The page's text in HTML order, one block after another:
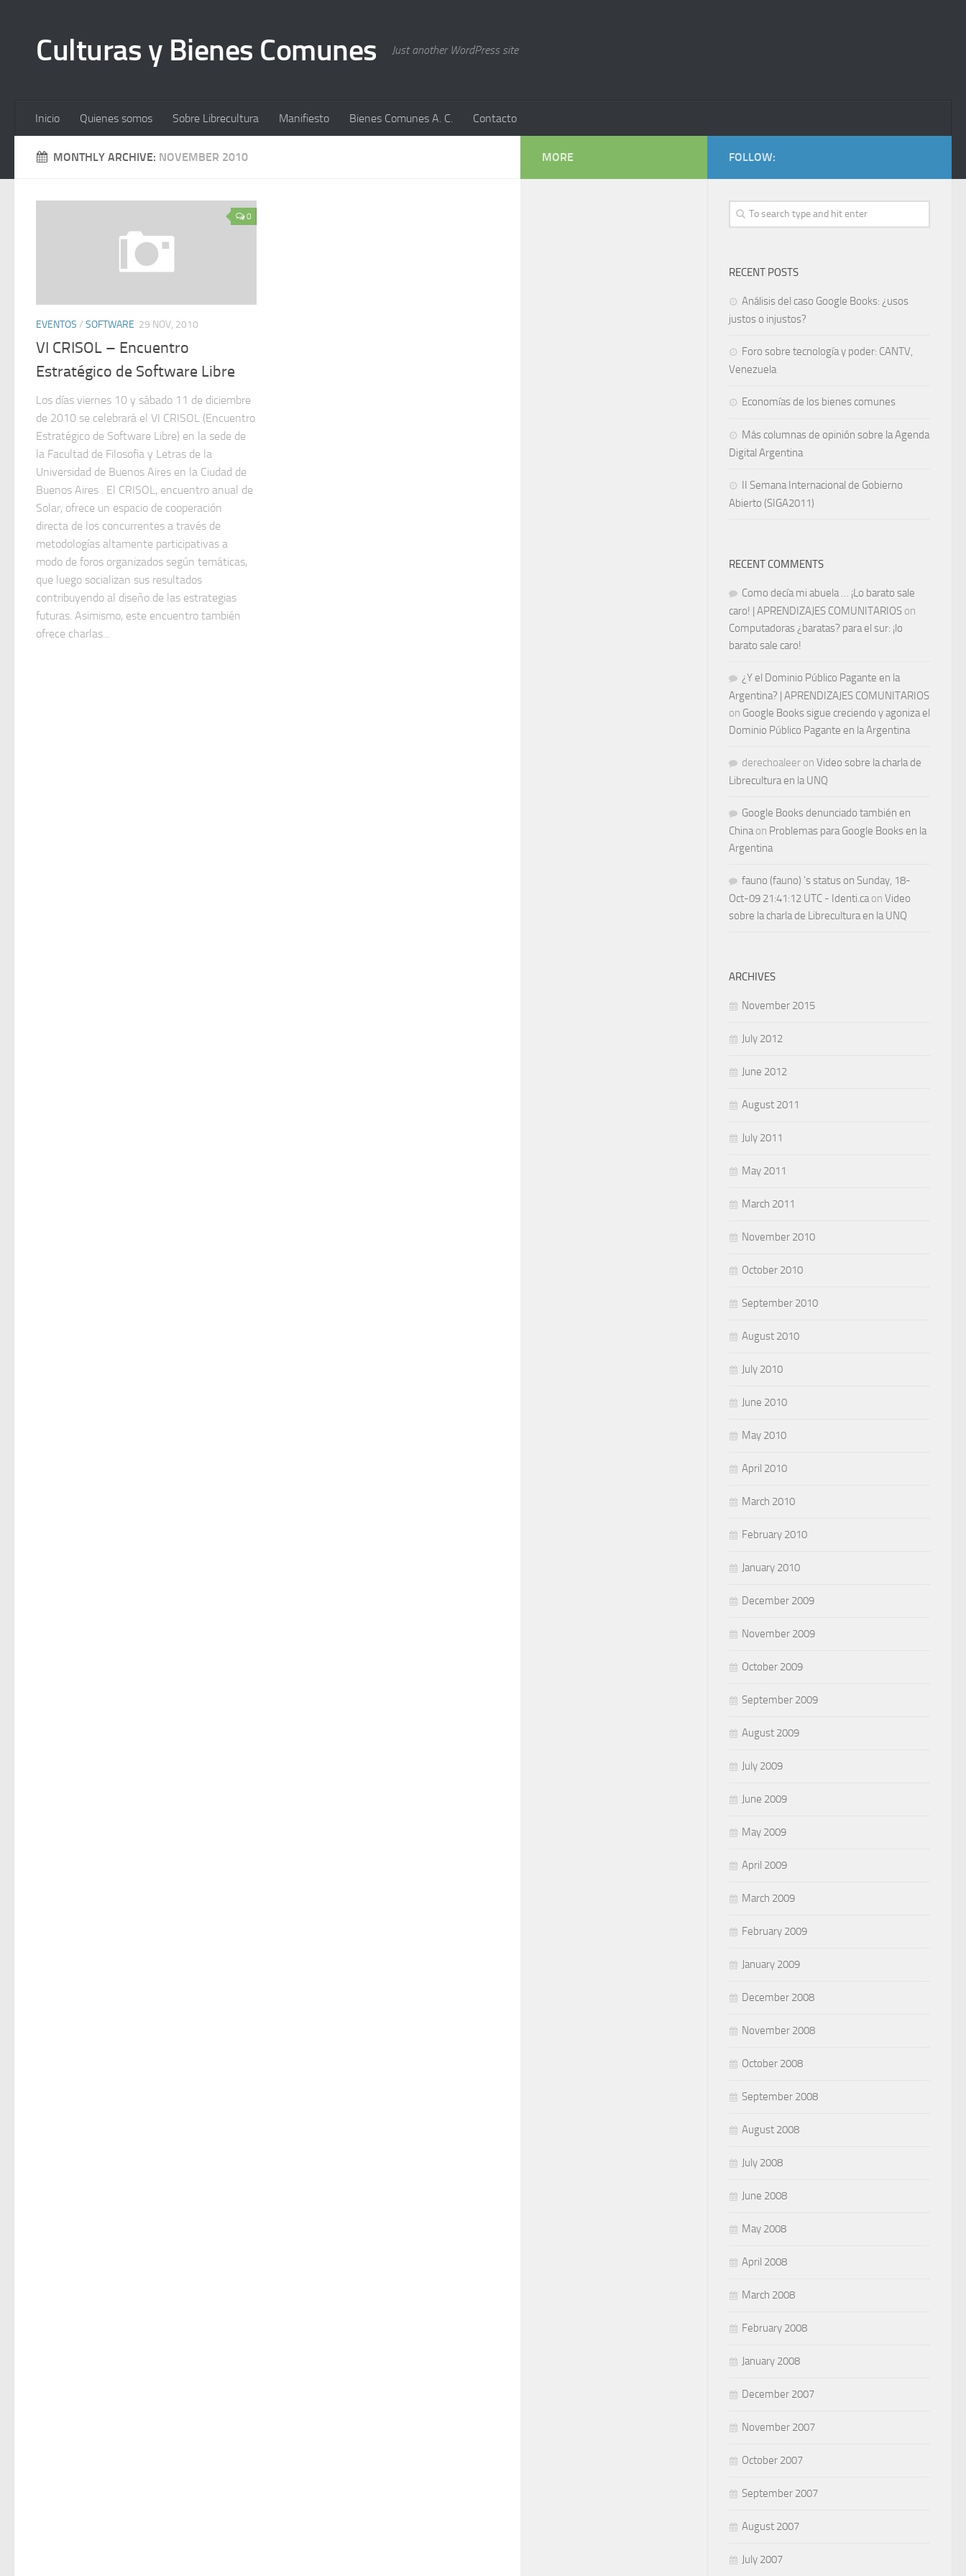
Culturas y Bienes Comunes Just another WordPress site
Inicio Quienes somos Sobre Librecultura Manifiesto Bienes Comunes A. C. Contacto
MONTHLY ARCHIVE: NOVEMBER 2010
0
EVENTOS / SOFTWARE 29 NOV, 2010
VI CRISOL – Encuentro
Estratégico de Software Libre
Los días viernes 10 y sábado 11 de diciembre
de 2010 se celebrará el VI CRISOL (Encuentro
Estratégico de Software Libre) en la sede de
la Facultad de Filosofia y Letras de la
Universidad de Buenos Aires en la Ciudad de
Buenos Aires . El CRISOL, encuentro anual de
Solar, ofrece un espacio de cooperación
directa de los concurrentes a través de
metodologías altamente participativas a
modo de foros organizados según temáticas,
que luego socializan sus resultados
contribuyendo al diseño de las estrategias
futuras. Asimismo, este encuentro también
ofrece charlas...
FOLLOW:
RECENT POSTS
Análisis del caso Google Books: ¿usos
justos o injustos?
Foro sobre tecnología y poder: CANTV,
Venezuela
Economías de los bienes comunes
Más columnas de opinión sobre la Agenda
Digital Argentina
II Semana Internacional de Gobierno
Abierto (SIGA2011)
RECENT COMMENTS
Como decía mi abuela … ¡Lo barato sale
caro! | APRENDIZAJES COMUNITARIOS on
Computadoras ¿baratas? para el sur: ¡lo
barato sale caro!
¿Y el Dominio Público Pagante en la
Argentina? | APRENDIZAJES COMUNITARIOS
on Google Books sigue creciendo y agoniza el
Dominio Público Pagante en la Argentina
derechoaleer on Video sobre la charla de
Librecultura en la UNQ
Google Books denunciado también en
Chinaon Problemas para Google Books en la
Argentina
fauno (fauno) 's status on Sunday, 18-
Oct-09 21:41:12 UTC - Identi.caon Video
sobre la charla de Librecultura en la UNQ
ARCHIVES
November 2015
July 2012
June 2012
August 2011
July 2011
May 2011
March 2011
November 2010
October 2010
September 2010
August 2010
July 2010
June 2010
May 2010
April 2010
March 2010
February 2010
January 2010
December 2009
November 2009
October 2009
September 2009
August 2009
July 2009
June 2009
May 2009
April 2009
March 2009
February 2009
January 2009
December 2008
November 2008
October 2008
September 2008
August 2008
July 2008
June 2008
May 2008
April 2008
March 2008
February 2008
January 2008
December 2007
November 2007
October 2007
September 2007
August 2007
July 2007
MORE